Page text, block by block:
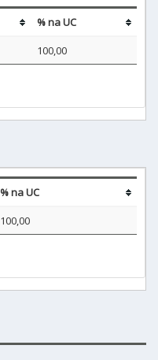
% na UC
100,00
% na UC
100,00